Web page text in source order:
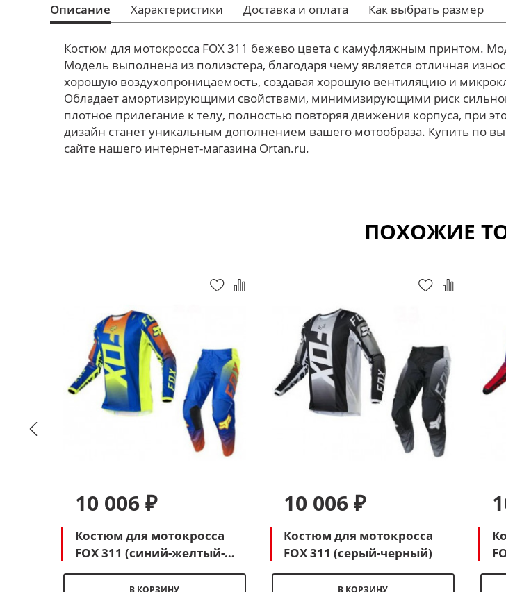
Описание Характеристики Доставка и оплата Как выбрать размер
Костюм для мотокросса FOX 311 бежево цвета с камуфляжным принтом.
Модель выполнена из полиэстера, благодаря чему является отличная
хорошую воздухопроницаемость, создавая хорошую вентиляцию и
Обладает амортизирующими свойствами, минимизирующими риск
плотное прилегание к телу, полностью повторяя движения корпуса, при
дизайн станет уникальным дополнением вашего мотообраза. Купить по
сайте нашего интернет-магазина Ortan.ru.
ПОХОЖИЕ
10 006 ₽
Костюм для мотокросса
FOX 311 (синий-желтый-
оранжевый)
В КОРЗИНУ
10 006 ₽
Костюм для мотокросса
FOX 311 (серый-черный)
В КОРЗИНУ